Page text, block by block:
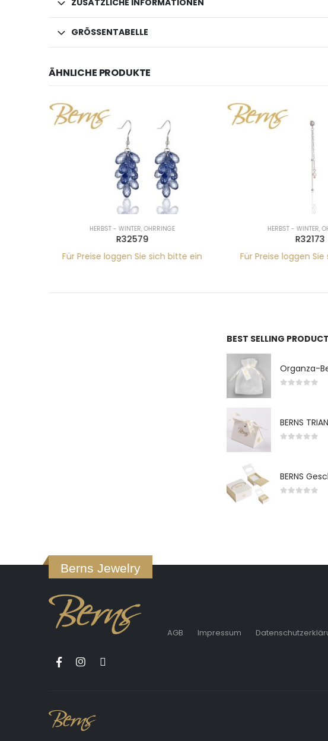
GRÖSSENTABELLE
ÄHNLICHE PRODUKTE
HERBST - WINTER,OHRRINGE
R32579
Für Preise loggen Sie sich bitte ein
HERBST - WINTER,
R32173
Für Preise loggen
BEST SELLING
Organza-
Berns Jewelry
AGB Impressum